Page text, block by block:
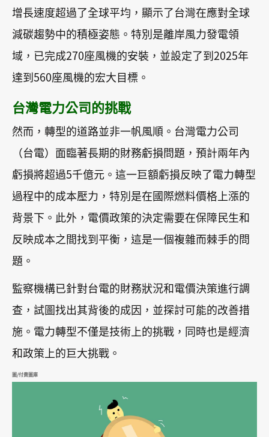
增長速度超過了全球平均，顯示了台灣在應對全球
減碳趨勢中的積極姿態。特別是離岸風力發電領
域，已完成270座風機的安裝，並設定了到2025年
達到560座風機的宏大目標。
台灣電力公司的挑戰
然而，轉型的道路並非一帆風順。台灣電力公司
（台電）面臨著長期的財務虧損問題，預計兩年內
虧損將超過5千億元。這一巨額虧損反映了電力轉型
過程中的成本壓力，特別是在國際燃料價格上漲的
背景下。此外，電價政策的決定需要在保障民生和
反映成本之間找到平衡，這是一個複雜而棘手的問
題。
監察機構已針對台電的財務狀況和電價決策進行調
查，試圖找出其背後的成因，並探討可能的改善措
施。電力轉型不僅是技術上的挑戰，同時也是經濟
和政策上的巨大挑戰。
圖/付費圖庫